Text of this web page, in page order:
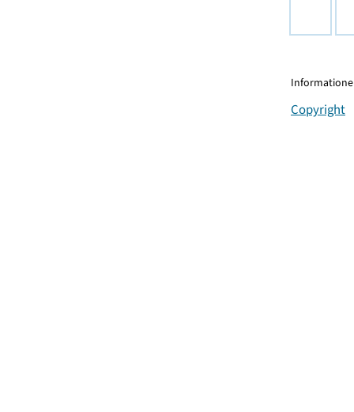
Copyright